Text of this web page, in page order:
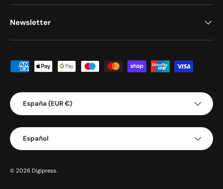
Newsletter
Formas de pago aceptadas
País/Región
España (EUR €)
Idioma
Español
© 2026 Digipress